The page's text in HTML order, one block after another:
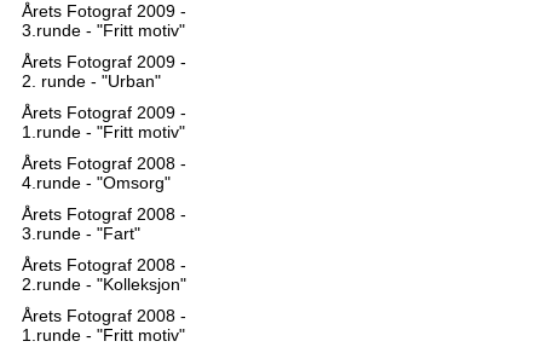
Årets Fotograf 2009 -
3.runde - "Fritt motiv"
Årets Fotograf 2009 -
2. runde - "Urban"
Årets Fotograf 2009 -
1.runde - "Fritt motiv"
Årets Fotograf 2008 -
4.runde - "Omsorg"
Årets Fotograf 2008 -
3.runde - "Fart"
Årets Fotograf 2008 -
2.runde - "Kolleksjon"
Årets Fotograf 2008 -
1.runde - "Fritt motiv"